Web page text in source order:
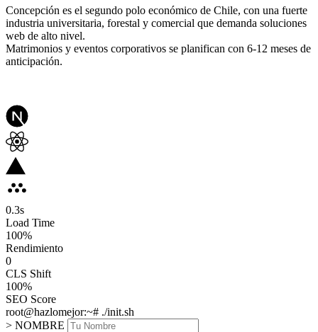
Concepción es el segundo polo económico de Chile, con una fuerte
industria universitaria, forestal y comercial que demanda soluciones
web de alto nivel.
Matrimonios y eventos corporativos se planifican con 6-12 meses de
anticipación.
0.3s
Load Time
100%
Rendimiento
0
CLS Shift
100%
SEO Score
root@hazlomejor:~# ./init.sh
> NOMBRE